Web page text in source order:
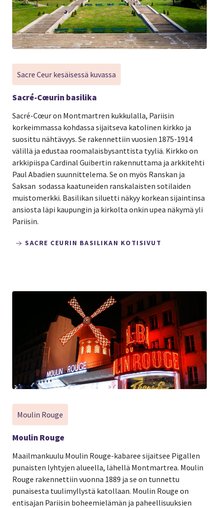
Sacre Ceur kesäisessä kuvassa
Sacré-Cœurin basilika
Sacré-Cœur on Montmartren kukkulalla, Pariisin
korkeimmassa kohdassa sijaitseva katolinen kirkko ja
suosittu nähtävyys. Se rakennettiin vuosien 1875-1914
välillä ja edustaa roomalaisbysanttista tyyliä. Kirkko on
arkkipiispa Cardinal Guibertin rakennuttama ja arkkitehti
Paul Abadien suunnittelema. Se on myös Ranskan ja
Saksan sodassa kaatuneiden ranskalaisten sotilaiden
muistomerkki. Basilikan siluetti näkyy korkean sijaintinsa
ansiosta läpi kaupungin ja kirkolta onkin upea näkymä yli
Pariisin.
SACRE CEURIN BASILIKAN KOTISIVUT
Moulin Rouge
Moulin Rouge
Maailmankuulu Moulin Rouge-kabaree sijaitsee Pigallen
punaisten lyhtyjen alueella, lähellä Montmartrea. Moulin
Rouge rakennettiin vuonna 1889 ja se on tunnettu
punaisesta tuulimyllystä katollaan. Moulin Rouge on
entisajan Pariisin boheemielämän ja paheellisuuksien